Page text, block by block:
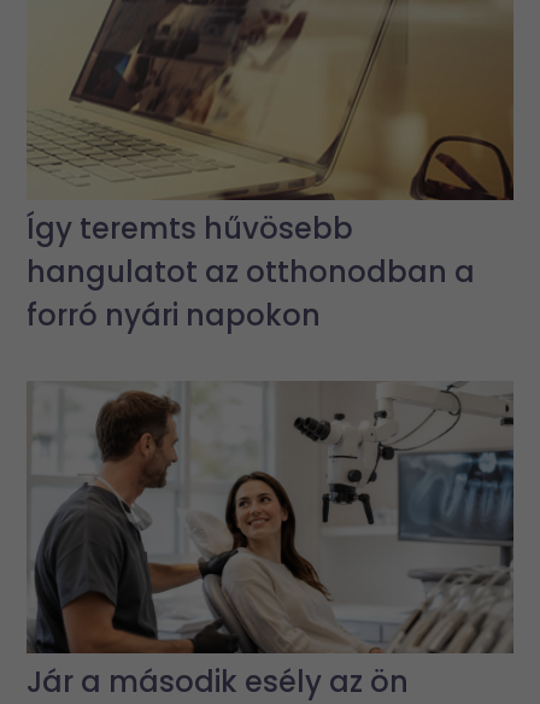
Így teremts hűvösebb
hangulatot az otthonodban a
forró nyári napokon
Jár a második esély az ön